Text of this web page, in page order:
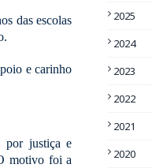
das escolas
e carinho
por justiça e
motivo foi a
2025
2024
2023
2022
2021
2020